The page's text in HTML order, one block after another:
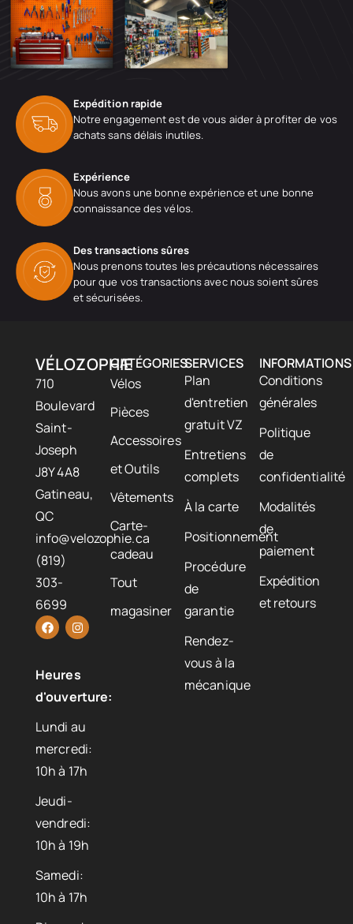
Expédition rapide
Notre engagement est de vous aider à profiter de vos
achats sans délais inutiles.
Expérience
Nous avons une bonne expérience et une bonne
connaissance des vélos.
Des transactions sûres
Nous prenons toutes les précautions nécessaires
pour que vos transactions avec nous soient sûres
et sécurisées.
VÉLOZOPHIE
710
Boulevard
Saint-
Joseph
J8Y 4A8
Gatineau,
QC
info@velozophie.ca
(819)
303-
6699
Heures
d'ouverture:
Lundi au
mercredi:
10h à 17h
Jeudi-
vendredi:
10h à 19h
Samedi:
10h à 17h
CATÉGORIES
Vélos
Pièces
Accessoires
et Outils
Vêtements
Carte-
cadeau
Tout
magasiner
SERVICES
Plan
d'entretien
gratuit VZ
Entretiens
complets
À la carte
Positionnement
Procédure
de
garantie
Rendez-
vous à la
mécanique
INFORMATIONS
Conditions
générales
Politique
de
confidentialité
Modalités
de
paiement
Expédition
et retours